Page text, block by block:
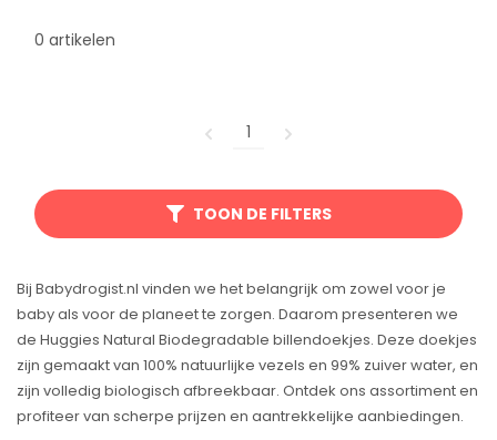
0 artikelen
1
TOON DE FILTERS
Bij Babydrogist.nl vinden we het belangrijk om zowel voor je
baby als voor de planeet te zorgen. Daarom presenteren we
de Huggies Natural Biodegradable billendoekjes. Deze doekjes
zijn gemaakt van 100% natuurlijke vezels en 99% zuiver water, en
zijn volledig biologisch afbreekbaar. Ontdek ons assortiment en
profiteer van scherpe prijzen en aantrekkelijke aanbiedingen.